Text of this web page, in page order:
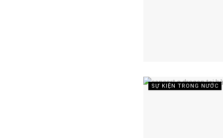
SỰ KIỆN TRONG NƯỚC